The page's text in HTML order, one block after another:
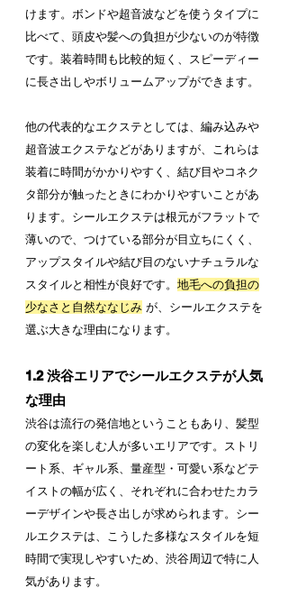
けます。ボンドや超音波などを使うタイプに
比べて、頭皮や髪への負担が少ないのが特徴
です。装着時間も比較的短く、スピーディー
に長さ出しやボリュームアップができます。
他の代表的なエクステとしては、編み込みや
超音波エクステなどがありますが、これらは
装着に時間がかかりやすく、結び目やコネク
タ部分が触ったときにわかりやすいことがあ
ります。シールエクステは根元がフラットで
薄いので、つけている部分が目立ちにくく、
アップスタイルや結び目のないナチュラルな
スタイルと相性が良好です。 地毛への負担の
少なさと自然ななじみ が、シールエクステを
選ぶ大きな理由になります。
1.2 渋谷エリアでシールエクステが人気
な理由
渋谷は流行の発信地ということもあり、髪型
の変化を楽しむ人が多いエリアです。ストリ
ート系、ギャル系、量産型・可愛い系などテ
イストの幅が広く、それぞれに合わせたカラ
ーデザインや長さ出しが求められます。シー
ルエクステは、こうした多様なスタイルを短
時間で実現しやすいため、渋谷周辺で特に人
気があります。